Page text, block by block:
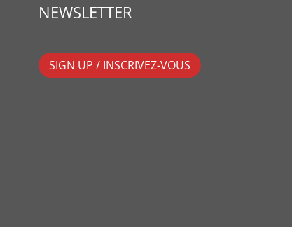
NEWSLETTER
SIGN UP / INSCRIVEZ-VOUS